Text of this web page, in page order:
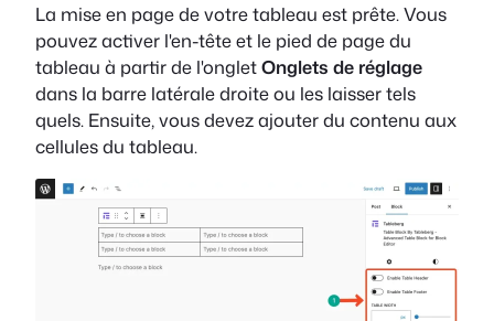
La mise en page de votre tableau est prête. Vous
pouvez activer l'en-tête et le pied de page du
tableau à partir de l'ongletOnglets de réglage
dans la barre latérale droite ou les laisser tels
quels. Ensuite, vous devez ajouter du contenu aux
cellules du tableau.